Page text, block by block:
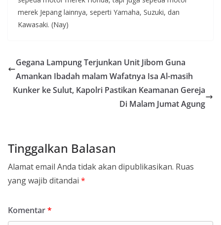
merek Jepang lainnya, seperti Yamaha, Suzuki, dan
Kawasaki. (Nay)
Gegana Lampung Terjunkan Unit Jibom Guna
Amankan Ibadah malam Wafatnya Isa Al-masih
Kunker ke Sulut, Kapolri Pastikan Keamanan Gereja
Di Malam Jumat Agung
Tinggalkan Balasan
Alamat email Anda tidak akan dipublikasikan. Ruas
yang wajib ditandai *
Komentar*